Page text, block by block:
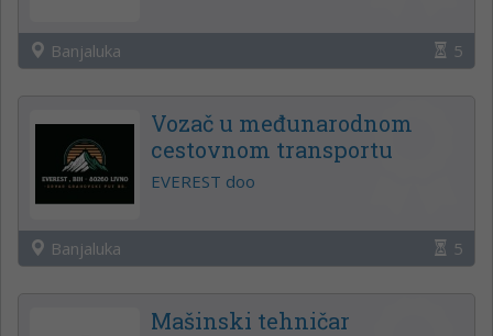
Banjaluka 5
Vozač u međunarodnom
cestovnom transportu
EVEREST doo
Banjaluka 5
Mašinski tehničar